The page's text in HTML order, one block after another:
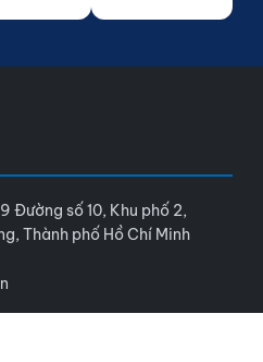
Đường số 10, Khu phố 2,
Thành phố Hồ Chí Minh